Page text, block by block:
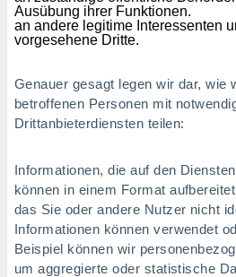
Ausübung ihrer Funktionen.
an andere legitime Interessenten
vorgesehene Dritte.
Genauer gesagt legen wir dar, wie
betroffenen Personen mit
Drittanbieterdiensten teilen:
Informationen, die auf den
können in einem Format
das Sie oder andere Nutzer nicht
Informationen können verwendet
Beispiel können wir
um aggregierte oder statistische